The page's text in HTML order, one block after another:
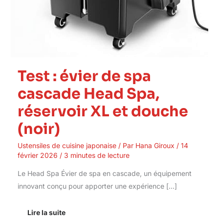
Test : évier de spa
cascade Head Spa,
réservoir XL et douche
(noir)
Ustensiles de cuisine japonaise/ Par Hana Giroux / 14
février 2026 / 3 minutes de lecture
Le Head Spa Évier de spa en cascade, un équipement
innovant conçu pour apporter une expérience […]
Lire la suite